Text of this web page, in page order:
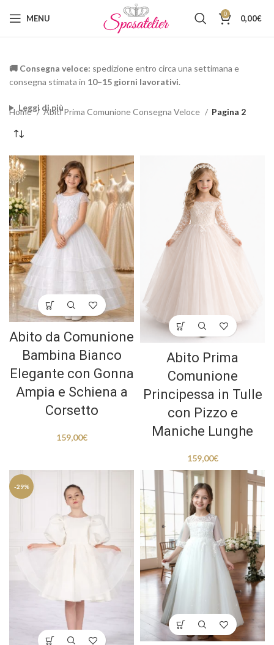
MENU 0 0,00€
🚚 Consegna veloce: spedizione entro circa una settimana e
consegna stimata in 10–15 giorni lavorativi.
Leggi di più
Home Abiti Prima Comunione Consegna Veloce Pagina 2
Abito da Comunione
Bambina Bianco
Elegante con Gonna
Ampia e Schiena a
Corsetto
159,00€
Abito Prima
Comunione
Principessa in Tulle
con Pizzo e
Maniche Lunghe
159,00€
-29%